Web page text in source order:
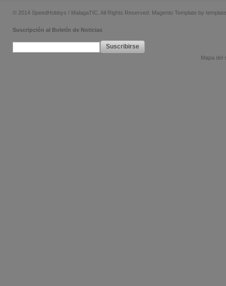
© 2014 SpeedHobbys / MalagaTIC. All Rights Reserved. Magento Template by
Suscripción al Boletín de Noticias
Suscribirse
Mapa del